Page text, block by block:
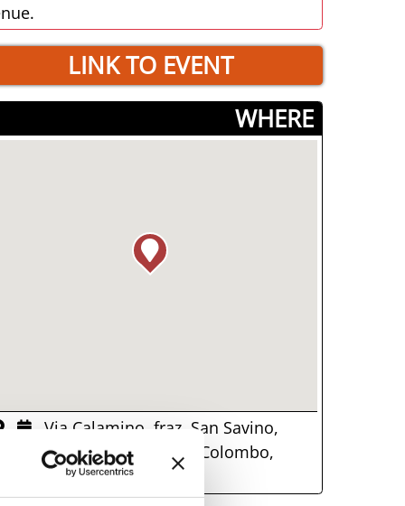
LINK TO EVENT
­WHERE
Via Calamino, fraz. San Savino,
47854, Montescudo-Monte Colombo,